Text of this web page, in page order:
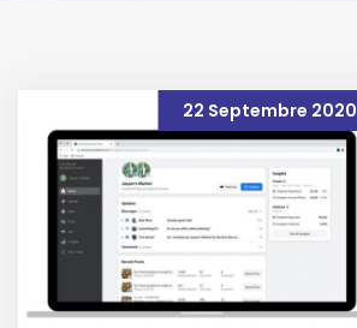
22 Septembre 2020